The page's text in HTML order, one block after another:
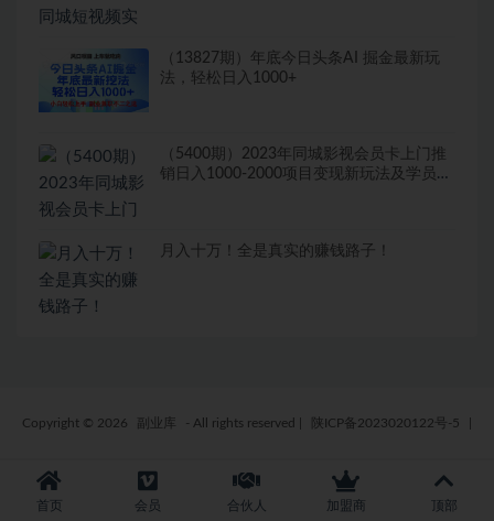
（13827期）年底今日头条AI 掘金最新玩
法，轻松日入1000+
（5400期）2023年同城影视会员卡上门推
销日入1000-2000项目变现新玩法及学员答
月入十万！全是真实的赚钱路子！
Copyright © 2026 副业库 - All rights reserved 陕ICP备2023020122号-5
首页 会员 合伙人 加盟商 顶部